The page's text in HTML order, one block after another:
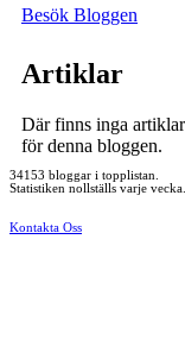
Besök Bloggen
Artiklar
Där finns inga
för denna bloggen.
34153 bloggar i topplistan.
Statistiken nollställs varje vecka.
Kontakta Oss